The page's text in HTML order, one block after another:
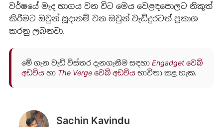
වර්ෂයේ මැද භාගය වන විට මෙය වෙළඳපොලට නිකුත්
කිරීමට ඔවුන් සූදානම් වන ඔවුන් වැඩිදුරටත් ප්‍රකාශ
කරනු ලබනවා.
මේ ගැන වැඩි විස්තර දැනගැනීම සඳහා Engadget වෙබ්
අඩවියහා The Verge වෙබ් අඩවියභාවිතා කළ හැක.
Sachin Kavindu